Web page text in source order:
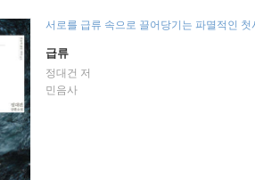
서로를 급류 속으로 끌어당기는 파멸적인 첫
급류
정대건 저
민음사